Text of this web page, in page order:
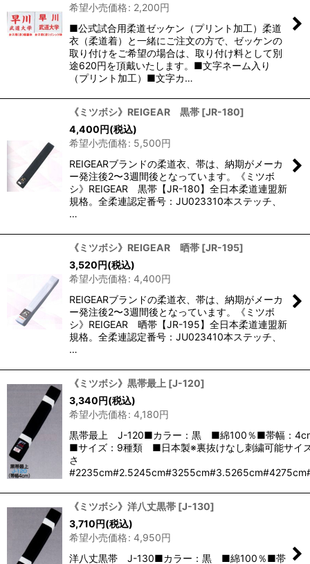
希望小売価格: 2,200円
■公式試合用柔道ゼッケン（プリント加工）柔道
衣（柔道着）と一緒にご注文の方で、ゼッケンの
取り付けをご希望の場合は、取り付け料として別
途620円を頂戴いたします。■文字ネーム入り
（プリント加工）■文字カ…
《ミツボシ》REIGEAR 黒帯 [JR-180]
4,400円(税込)
希望小売価格: 5,500円
REIGEARブランドの柔道衣、帯は、納期がメーカ
ー発注後2〜3週間後となっています。《ミツボ
シ》REIGEAR 黒帯【JR-180】全日本柔道連盟新
規格。全柔連認定番号：JU023310本ステッチ、
…
《ミツボシ》REIGEAR 晒帯 [JR-195]
3,520円(税込)
希望小売価格: 4,400円
REIGEARブランドの柔道衣、帯は、納期がメーカ
ー発注後2〜3週間後となっています。《ミツボ
シ》REIGEAR 晒帯【JR-195】全日本柔道連盟新
規格。全柔連認定番号：JU023410本ステッチ、
…
《ミツボシ》黒帯最上 [J-120]
3,340円(税込)
希望小売価格: 4,180円
黒帯最上 J-120■カラー：黒 ■綿100％■帯幅：
■サイズ：9種類 ■日本製※裏抜けなし刺繍可能サイ
さ
《ミツボシ》洋八丈黒帯 [J-130]
3,710円(税込)
希望小売価格: 4,950円
洋八丈黒帯 J-130■カラー：黒 ■綿100％■帯